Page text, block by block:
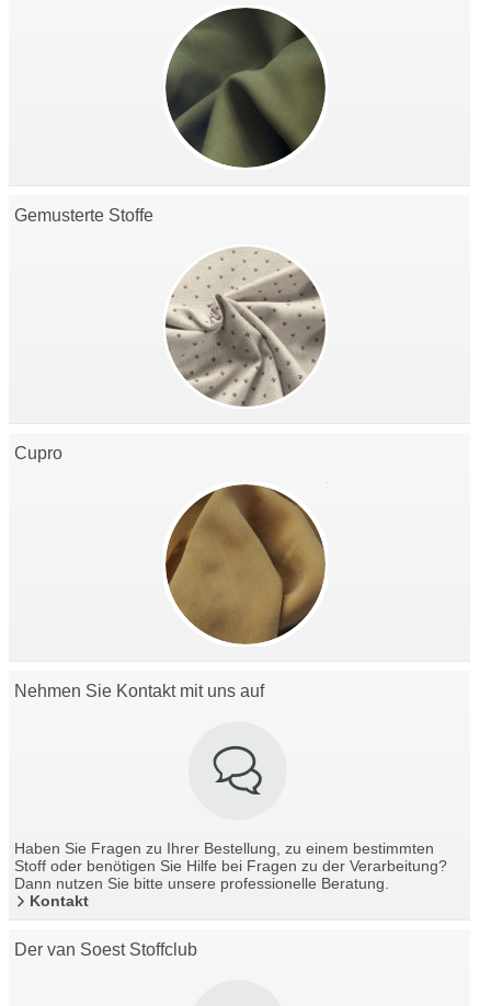
Gemusterte Stoffe
Cupro
Nehmen Sie Kontakt mit uns auf
Haben Sie Fragen zu Ihrer Bestellung, zu einem bestimmten
Stoff oder benötigen Sie Hilfe bei Fragen zu der Verarbeitung?
Dann nutzen Sie bitte unsere professionelle Beratung.
Kontakt
Der van Soest Stoffclub